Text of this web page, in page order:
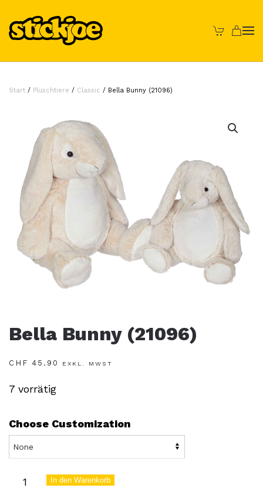
Skip to main content
Start / Plüschtiere / Classic / Bella Bunny (21096)
Bella Bunny (21096)
CHF 45.90 EXKL. MWST
7 vorrätig
Choose Customization
Bella
In den Warenkorb